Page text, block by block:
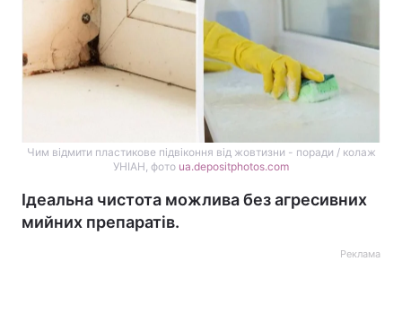
Чим відмити пластикове підвіконня від жовтизни - поради / колаж
УНІАН, фото ua.depositphotos.com
Ідеальна чистота можлива без агресивних
мийних препаратів.
Реклама